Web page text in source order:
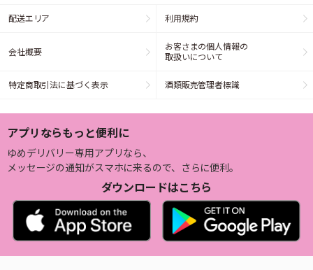
配送エリア 利用規約
会社概要
お客さまの個人情報の
取扱いについて
特定商取引法に基づく表示 酒類販売管理者標識
アプリならもっと便利に
ゆめデリバリー専用アプリなら、
メッセージの通知がスマホに来るので、さらに便利。
ダウンロードはこちら